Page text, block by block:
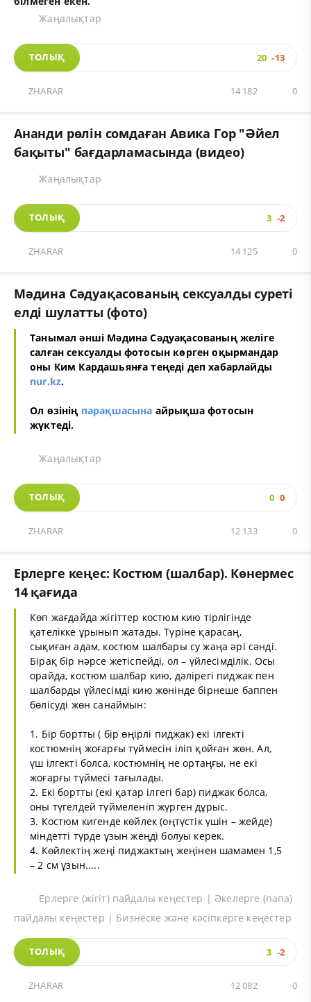
Жаңалықтар
ТОЛЫҚ 20 -13
ZHARAR 0
14 182
Ананди рөлін сомдаған Авика Гор "Әйел
бақыты" бағдарламасында (видео)
Жаңалықтар
ТОЛЫҚ 3 -2
ZHARAR 0
14 125
Мәдина Сәдуақасованың сексуалды суреті
елді шулатты (фото)
Танымал әнші Мәдина Сәдуақасованың желіге
салған сексуалды фотосын көрген оқырмандар
оны Ким Кардашьянға теңеді деп хабарлайды
nur.kz.
Ол өзінің парақшасына айрықша фотосын
жүктеді.
Жаңалықтар
ТОЛЫҚ 0 0
ZHARAR 0
12 133
Ерлерге кеңес: Костюм (шалбар). Көнермес
14 қағида
Көп жағдайда жігіттер костюм кию тірлігінде
қателікке ұрынып жатады. Түріне қарасаң,
сықиған адам, костюм шалбары су жаңа әрі сәнді.
Бірақ бір нәрсе жетіспейді, ол – үйлесімділік. Осы
орайда, костюм шалбар кию, дәлірегі пиджак пен
шалбарды үйлесімді кию жөнінде бірнеше баппен
бөлісуді жөн санаймын:
1. Бір бортты ( бір өңірлі пиджак) екі ілгекті
костюмнің жоғарғы түймесін іліп қойған жөн. Ал,
үш ілгекті болса, костюмнің не ортаңғы, не екі
жоғарғы түймесі тағылады.
2. Екі бортты (екі қатар ілгегі бар) пиджак болса,
оны түгелдей түймеленіп жүрген дұрыс.
3. Костюм кигенде көйлек (оңтүстік үшін – жейде)
міндетті түрде ұзын жеңді болуы керек.
4. Көйлектің жеңі пиджактың жеңінен шамамен 1,5
– 2 см ұзын.....
Ерлерге (жігіт) пайдалы кеңестер | Әкелерге (папа)
пайдалы кеңестер | Бизнеске және кәсіпкерге кеңестер
ТОЛЫҚ 3 -2
ZHARAR 0
12 082